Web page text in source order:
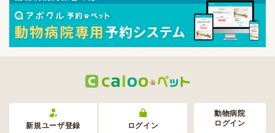
新規ユーザ登録 ログイン
動物病院
ログイン